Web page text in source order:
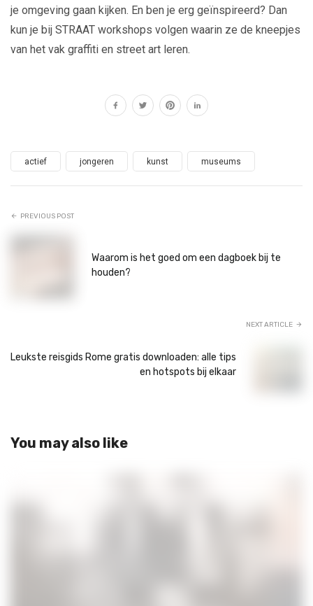
je omgeving gaan kijken. En ben je erg geïnspireerd? Dan
kun je bij STRAAT workshops volgen waarin ze de kneepjes
van het vak graffiti en street art leren.
actief jongeren kunst museums
PREVIOUS POST
Waarom is het goed om een dagboek bij te
houden?
NEXT ARTICLE
Leukste reisgids Rome gratis downloaden: alle tips
en hotspots bij elkaar
You may also like